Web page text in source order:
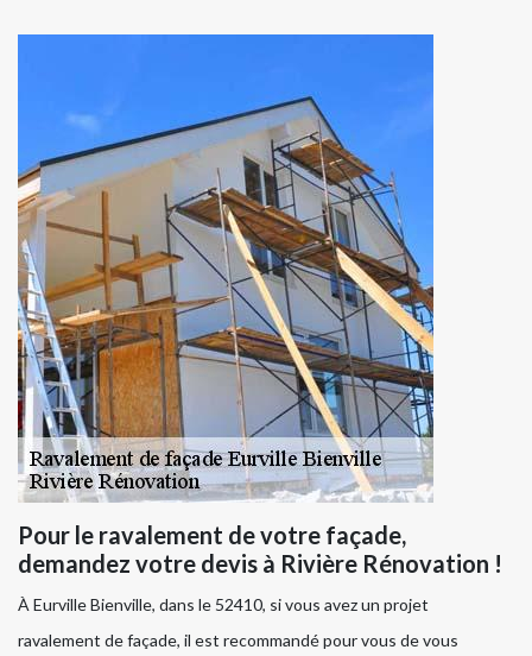
Pour le ravalement de votre façade,
demandez votre devis à Rivière Rénovation !
À Eurville Bienville, dans le 52410, si vous avez un projet
ravalement de façade, il est recommandé pour vous de vous